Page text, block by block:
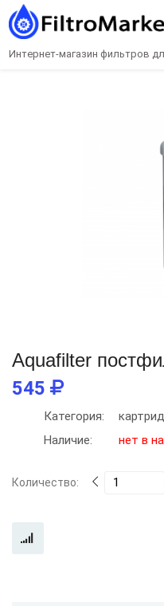
Интернет-магазин фильтров
Aquafilter
545
Категория:
Наличие:
нет в
Количество: